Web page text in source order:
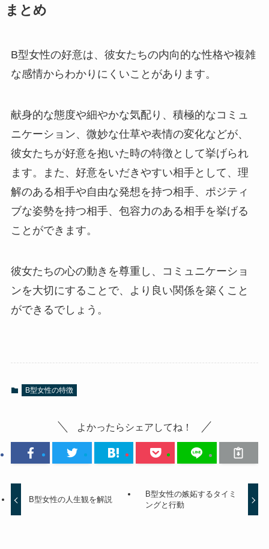
まとめ
B型女性の好意は、彼女たちの内向的な性格や複雑
な感情からわかりにくいことがあります。
献身的な態度や細やかな気配り、積極的なコミュ
ニケーション、微妙な仕草や表情の変化などが、
彼女たちが好意を抱いた時の特徴として挙げられ
ます。また、好意をいだきやすい相手として、理
解のある相手や自由な発想を持つ相手、ポジティ
ブな姿勢を持つ相手、包容力のある相手を挙げる
ことができます。
彼女たちの心の動きを尊重し、コミュニケーショ
ンを大切にすることで、より良い関係を築くこと
ができるでしょう。
B型女性の特徴
よかったらシェアしてね！
B型女性の人生観を解説
B型女性の嫉妬するタイミ
ングと行動